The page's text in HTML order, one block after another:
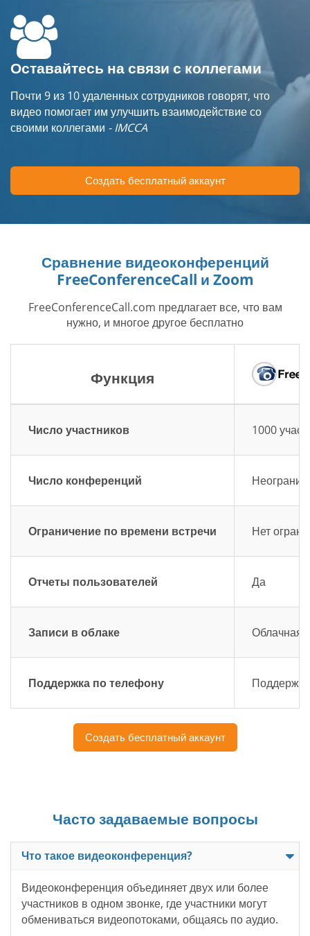
Оставайтесь на связи с коллегами
Почти 9 из 10 удаленных сотрудников говорят, что
видео помогает им улучшить взаимодействие со
своими коллегами - IMCCA
Создать бесплатный аккаунт
Сравнение видеоконференций
FreeConferenceCall и Zoom
FreeConferenceCall.com предлагает все, что вам
нужно, и многое другое бесплатно
Функция
Число участников 1000
Число конференций
Ограничение по времени встречи Нет
Отчеты пользователей Да
Записи в облаке Облачная
Поддержка по телефону
Создать бесплатный аккаунт
Часто задаваемые вопросы
Что такое видеоконференция?
Видеоконференция объединяет двух или более
участников в одном звонке, где участники могут
обмениваться видеопотоками, общаясь по аудио.